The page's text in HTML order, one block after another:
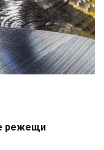
режещи